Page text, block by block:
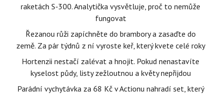
raketách S-300. Analytička vysvětluje, proč to nemůže
fungovat
Řezanou růži zapíchněte do brambory a zasaďte do
země. Za pár týdnů z ní vyroste keř, který kvete celé roky
Hortenzii nestačí zalévat a hnojit. Pokud nenastavíte
kyselost půdy, listy zežloutnou a květy nepřijdou
Parádní vychytávka za 68 Kč v Actionu nahradí set, který